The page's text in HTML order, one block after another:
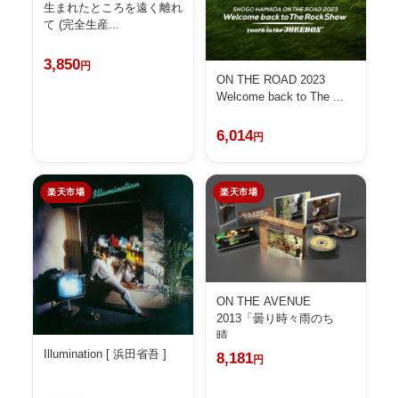
生まれたところを遠く離れ
て (完全生産...
3,850円
ON THE ROAD 2023
Welcome back to The ...
6,014円
楽天市場
Illumination [ 浜田省吾 ]
楽天市場
ON THE AVENUE
2013「曇り時々雨のち
晴...
8,181円